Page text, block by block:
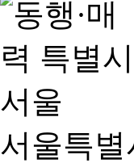
서울특별